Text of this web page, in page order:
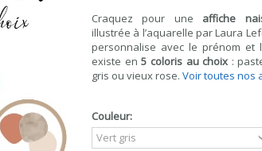
Craquez pour une affiche
illustrée à l’aquarelle par Laura
personnalise avec le prénom et
existe en5 coloris au choix :
gris ou vieux rose. Voir toutes nos
Couleur: